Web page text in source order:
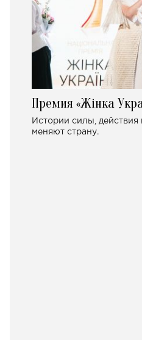
Премия «Жінка
Истории силы, действия
меняют страну.